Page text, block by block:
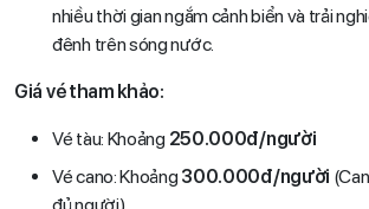
nhiều thời gian ngắm cảnh biển và trải
đênh trên sóng nước.
Giá vé tham khảo:
Vé tàu: Khoảng 250.000đ/người
Vé cano: Khoảng 300.000đ/người